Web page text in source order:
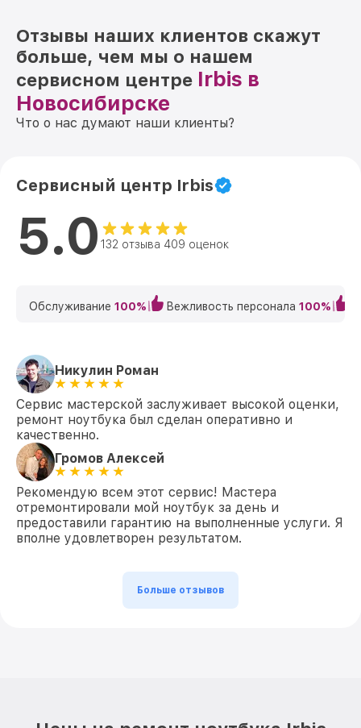
Отзывы наших клиентов скажут
больше, чем мы о нашем
сервисном центре Irbis в
Новосибирске
Что о нас думают наши клиенты?
Сервисный центр Irbis
5.0 132 отзыва 409 оценок
Обслуживание 100% Вежливость персонала 100%
Никулин Роман
Сервис мастерской заслуживает высокой оценки,
ремонт ноутбука был сделан оперативно и
качественно.
Громов Алексей
Рекомендую всем этот сервис! Мастера
отремонтировали мой ноутбук за день и
предоставили гарантию на выполненные услуги. Я
вполне удовлетворен результатом.
Больше отзывов